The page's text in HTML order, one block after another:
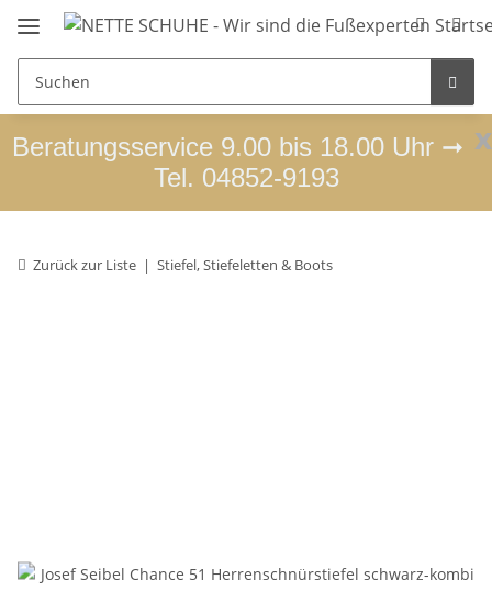
x
Beratungsservice 9.00 bis 18.00 Uhr ➞
Tel. 04852-9193
Zurück zur Liste Stiefel, Stiefeletten & Boots